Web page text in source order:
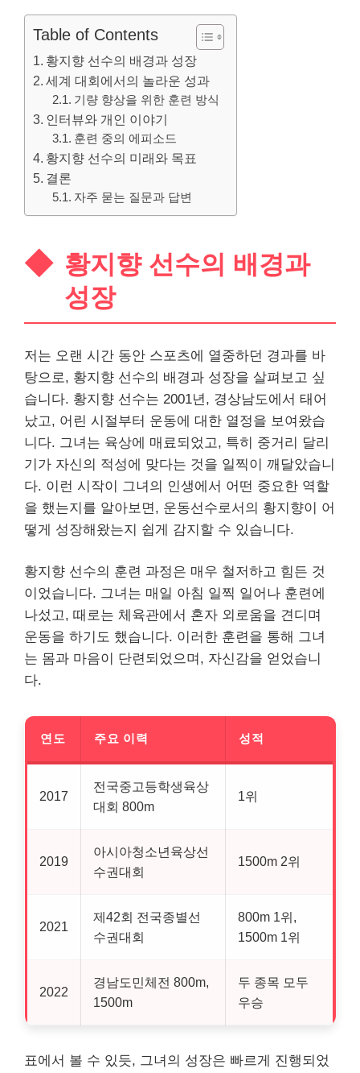
Table of Contents
황지향 선수의 배경과 성장
세계 대회에서의 놀라운 성과
기량 향상을 위한 훈련 방식
인터뷰와 개인 이야기
훈련 중의 에피소드
황지향 선수의 미래와 목표
결론
자주 묻는 질문과 답변
황지향 선수의 배경과
성장
저는 오랜 시간 동안 스포츠에 열중하던 경과를 바
탕으로, 황지향 선수의 배경과 성장을 살펴보고 싶
습니다. 황지향 선수는 2001년, 경상남도에서 태어
났고, 어린 시절부터 운동에 대한 열정을 보여왔습
니다. 그녀는 육상에 매료되었고, 특히 중거리 달리
기가 자신의 적성에 맞다는 것을 일찍이 깨달았습니
다. 이런 시작이 그녀의 인생에서 어떤 중요한 역할
을 했는지를 알아보면, 운동선수로서의 황지향이 어
떻게 성장해왔는지 쉽게 감지할 수 있습니다.
황지향 선수의 훈련 과정은 매우 철저하고 힘든 것
이었습니다. 그녀는 매일 아침 일찍 일어나 훈련에
나섰고, 때로는 체육관에서 혼자 외로움을 견디며
운동을 하기도 했습니다. 이러한 훈련을 통해 그녀
는 몸과 마음이 단련되었으며, 자신감을 얻었습니
다.
연도 주요 이력 성적
2017
전국중고등학생육상
대회 800m
1위
2019
아시아청소년육상선
수권대회
1500m 2위
2021
제42회 전국종별선
수권대회
800m 1위,
1500m 1위
2022
경남도민체전 800m,
1500m
두 종목 모두
우승
표에서 볼 수 있듯, 그녀의 성장은 빠르게 진행되었